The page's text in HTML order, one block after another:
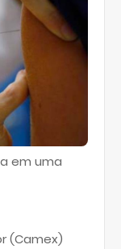
em uma
(Camex)